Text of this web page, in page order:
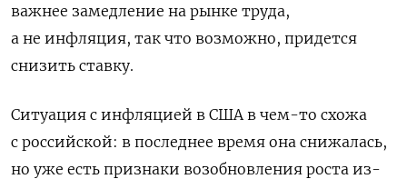
важнее замедление на рынке труда,
а не инфляция, так что возможно, придется
снизить ставку.
Ситуация с инфляцией в США в чем-то схожа
с российской: в последнее время она снижалась,
но уже есть признаки возобновления роста из-